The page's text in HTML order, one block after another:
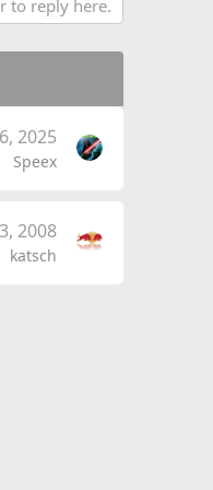
to reply here.
2025
Speex
2008
katsch